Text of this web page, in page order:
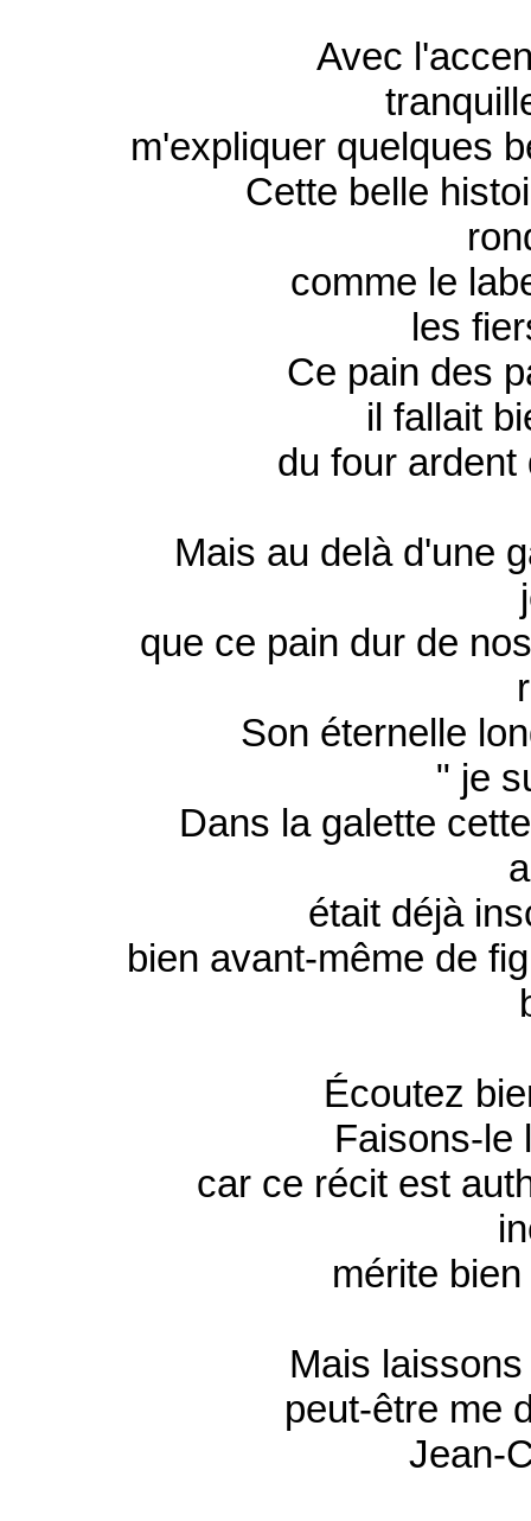
Avec
m'expliquer quelques
Cette belle
comme le
les
Ce pain des
il fallait
du four
Mais au delà d'une
que ce pain dur de
Son éternelle
" je
Dans la galette
était déjà
bien avant-même de
Écoutez
Faisons-le
car ce récit est
mérite
Mais
peut-être me
Jean-